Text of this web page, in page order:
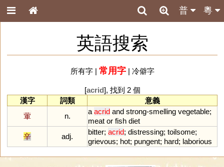
粵
普
英語搜索
所有字| 常用字| 冷僻字
[acrid], 找到 2 個
漢字
詞類
意義
葷
n.
a acrid and strong-smelling vegetable;
meat or fish diet
辛
adj.
bitter; acrid; distressing; toilsome;
grievous; hot; pungent; hard; laborious